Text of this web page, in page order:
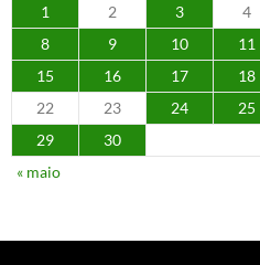
1
2 3 4
8
9 10 11
15
16 17 18
22
23 24 25
29
30
« maio